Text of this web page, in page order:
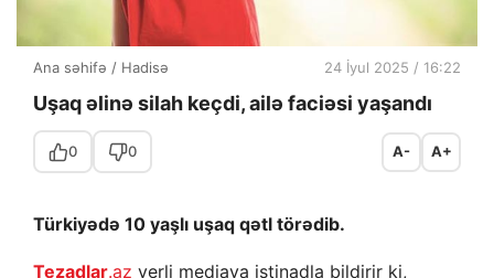
Ana səhifə / Hadisə 24 İyul 2025 / 16:22
Uşaq əlinə silah keçdi, ailə faciəsi yaşandı
0 0 A- A+
Türkiyədə 10 yaşlı uşaq qətl törədib.
Tezadlar.az yerli mediaya istinadla bildirir ki,